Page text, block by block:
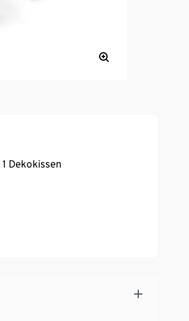
Dekokissen
Unebenheiten